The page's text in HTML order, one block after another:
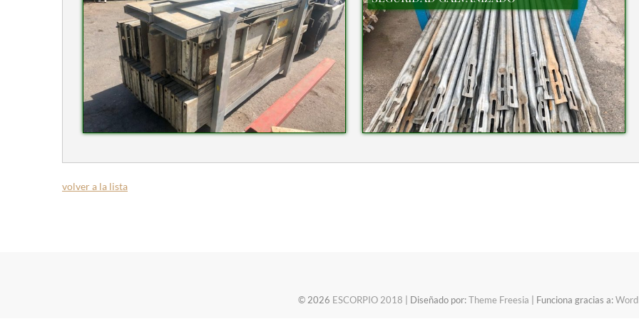
volver a la lista
© 2026 ESCORPIO 2018 | Diseñado por:Theme Freesia | Funciona gracias a: